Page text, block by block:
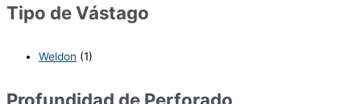
Tipo de Vástago
Weldon (1)